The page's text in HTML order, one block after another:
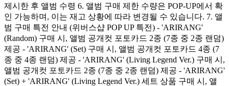
제시한 후 앨범 수령 6. 앨범 구매 제한 수량은 POP-UP에서 확
인 가능하며, 이는 재고 상황에 따라 변경될 수 있습니다. 7. 앨
범 구매 특전 안내 (위버스샵 POP UP 특전) - 'ARIRANG'
(Random) 구매 시, 앨범 공개컷 포토카드 2종 (7종 중 2종 랜덤)
제공 - 'ARIRANG' (Set) 구매 시, 앨범 공개컷 포토카드 4종 (7
종 중 4종 랜덤) 제공 - 'ARIRANG' (Living Legend Ver.) 구매 시,
앨범 공개컷 포토카드 2종 (7종 중 2종 랜덤) 제공 - 'ARIRANG'
(Set) + 'ARIRANG' (Living Legend Ver.) 세트 상품 구매 시, 앨